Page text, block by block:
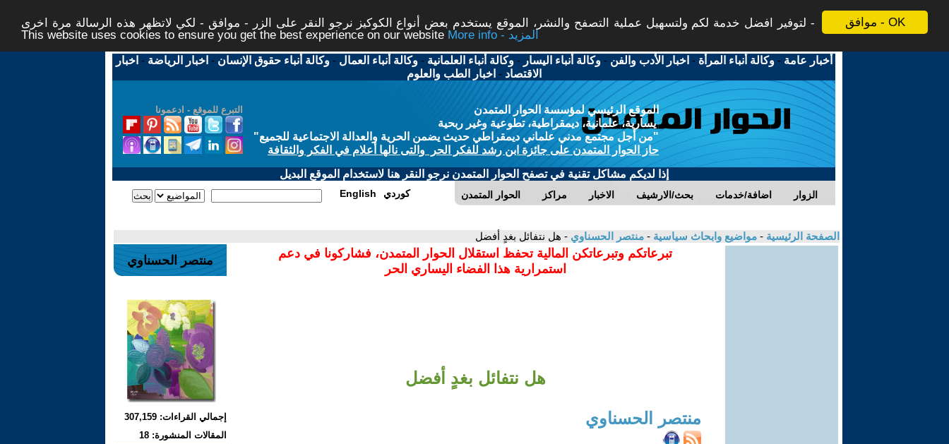
موافق - OK
لتوفير افضل خدمة لكم ولتسهيل عملية التصفح والنشر، الموقع يستخدم بعض أنواع الكوكيز نرجو النقر على الزر - موافق - لكي لاتظهر هذه الرسالة مرة اخرى -
This website uses cookies to ensure you get the best experience on our website
More info - المزيد
أخبار عامة -وكالة أنباء المرأة - اخبار الأدب والفن -وكالة أنباء اليسار -وكالة أنباء العلمانية -وكالة أنباء العمال -وكالة أنباء حقوق الإنسان - اخبار الرياضة - اخبار
الاقتصاد - اخبار الطب والعلوم
التبرع للموقع - ادعمونا
الموقع الرئيسي لمؤسسة الحوار المتمدن
يسارية، علمانية، ديمقراطية، تطوعية وغير ربحية
"من أجل مجتمع مدني علماني ديمقراطي حديث يضمن الحرية والعدالة الاجتماعية للجميع"
حاز الحوار المتمدن على جائزة ابن رشد للفكر الحر والتى نالها أعلام في الفكر والثقافة
إذا لديكم مشاكل تقنية في تصفح الحوار المتمدن نرجو النقر هنا لاستخدام الموقع البديل
الحوار المتمدن مراكز الاخبار بحث/الارشيف اضافة/خدمات الزوار English كوردي
الصفحة الرئيسية - مواضيع وابحاث سياسية - منتصر الحسناوي - هل نتفائل بغدٍ أفضل
تبرعاتكم وتبرعاتكن المالية تحفظ استقلال الحوار المتمدن، فشاركونا في دعم
استمرارية هذا الفضاء اليساري الحر
هل نتفائل بغدٍ أفضل
منتصر الحسناوي
منتصر الحسناوي
إجمالي القراءات: 307,159
المقالات المنشورة: 18